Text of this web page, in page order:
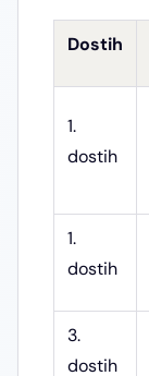
Dostih
1.
dostih
1.
dostih
3.
dostih